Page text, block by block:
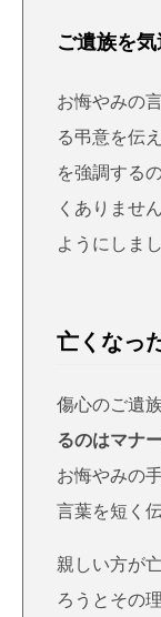
ご遺族を
お悔やみの
る弔意を伝
を強調する
くありませ
ようにしま
亡くなっ
傷心のご遺
るのはマナ
お悔やみの
言葉を短く
親しい方が
ろうとその